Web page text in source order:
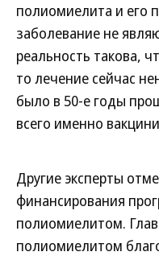
полиомиелита и его
заболевание не
реальность такова,
то лечение сейчас
было в 50-е годы
всего именно
Другие эксперты
финансирования
полиомиелитом.
полиомиелитом